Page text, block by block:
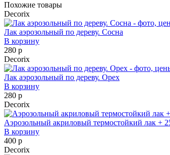
Похожие товары
Decorix
Лак аэрозольный по дереву. Сосна
В корзину
280 р
Decorix
Лак аэрозольный по дереву. Орех
В корзину
280 р
Decorix
Аэрозольный акриловый термостойкий лак +
В корзину
400 р
Decorix